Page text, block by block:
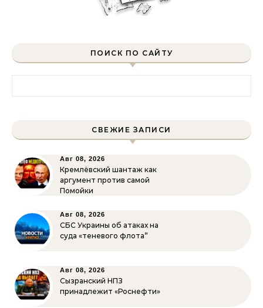
ПОИСК ПО САЙТУ
СВЕЖИЕ ЗАПИСИ
Авг 08, 2026
Кремлёвский шантаж как
аргумент против самой
Помойки
Авг 08, 2026
СБС Украины об атаках на
суда «теневого флота”
Авг 08, 2026
Сызранский НПЗ
принадлежит «Роснефти»